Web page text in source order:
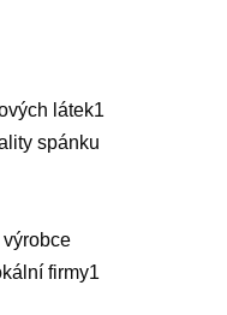
látek1
spánku
firmy1